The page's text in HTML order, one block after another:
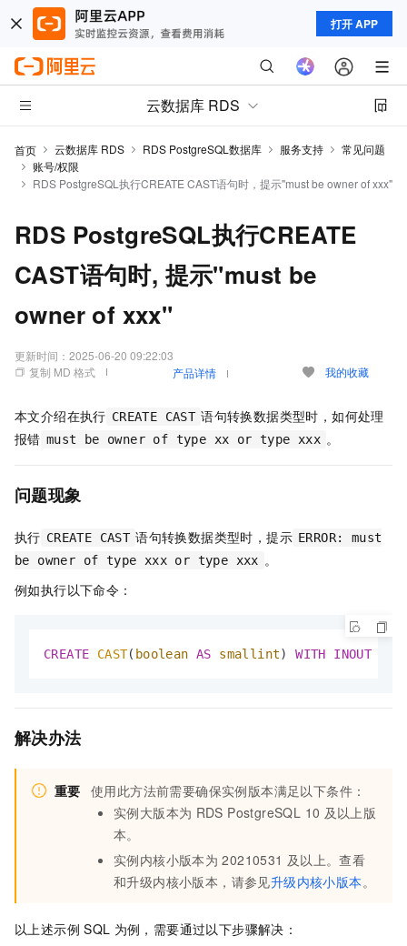
打开 APP
云数据库 RDS
首页 云数据库 RDS RDS PostgreSQL数据库 服务支持
常见问题
账号/权限
RDS PostgreSQL执行CREATE CAST语句时，提示"must be owner of xxx"
RDS PostgreSQL执行CREATE
CAST语句时, 提示"must be
owner of xxx"
更新时间： 2025-06-20 09:22:03
复制 MD 格式
产品详情 我的收藏
本文介绍在执行 CREATE CAST 语句转换数据类型时，如何处理
报错 must be owner of type xx or type xxx 。
问题现象
执行 CREATE CAST 语句转换数据类型时，提示 ERROR: must
be owner of type xxx or type xxx 。
例如执行以下命令：
CREATE CAST( boolean AS smallint) WITH INOUT
解决办法
重要 使用此方法前需要确保实例版本满足以下条件：
实例大版本为 RDS PostgreSQL 10 及以上版
本。
实例内核小版本为 20210531 及以上。查看
和升级内核小版本，请参见升级内核小版本。
以上述示例 SQL 为例，需要通过以下步骤解决：